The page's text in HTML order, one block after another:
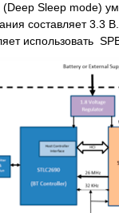
Sleep mode)
составляет 3.3
использовать